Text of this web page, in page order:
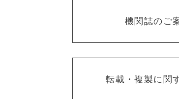
機関誌のご
転載・複製に関